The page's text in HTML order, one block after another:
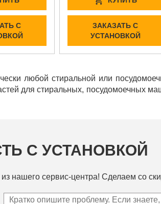
С
ЗАКАЗАТЬ С
УСТАНОВКОЙ
любой стиральной или
для стиральных, посудомоечных
С УСТАНОВКОЙ
нашего сервис-центра! Сделаем со